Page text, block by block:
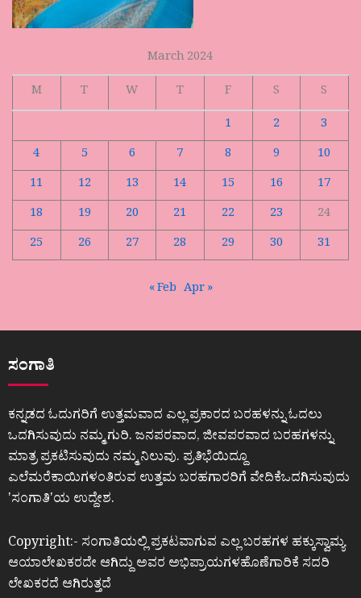
March 2024
M
T W T F S
S
1
2
3
4
5 6 7 8 9
10
11
12 13 14 15 16
17
18
19 20 21 22 23
24
25
26 27 28 29 30 31
« Feb Apr »
ಸಂಗಾತಿ
ಕನ್ನಡದ ಓದುಗರಿಗೆ ಉತ್ತಮವಾದ ಎಲ್ಲ ಪ್ರಕಾರದ ಬರಹಳನ್ನು ಓದಲು
ಒದಗಿಸುವುದು ನಮ್ಮ ಗುರಿ. ಜನಪರವಾದ, ಜೀವಪರವಾದ ಬರಹಗಳನ್ನು
ಮಾತ್ರ ಪ್ರಕಟಿಸುವುದು ನಮ್ಮ ನಿಲುವು. ಪ್ರತಿಭೆಯಿದ್ದೂ
ಎಲೆಮರೆಕಾಯಿಗಳಂತಿರುವ ಉತ್ತಮ ಬರಹಗಾರರಿಗೆ ವೇದಿಕೆಒದಗಿಸುವುದು
ʼಸಂಗಾತಿʼಯ ಉದ್ದೇಶ.
Copyright:- ಸಂಗಾತಿಯಲ್ಲಿ ಪ್ರಕಟವಾಗುವ ಎಲ್ಲ ಬರಹಗಳ ಹಕ್ಕುಸ್ವಾಮ್ಯ
ಆಯಾಲೇಖಕರದೇ ಆಗಿದ್ದು ಅವರ ಅಭಿಪ್ರಾಯಗಳಹೊಣೆಗಾರಿಕೆ ಸದರಿ
ಲೇಖಕರದೆ ಆಗಿರುತ್ತದೆ